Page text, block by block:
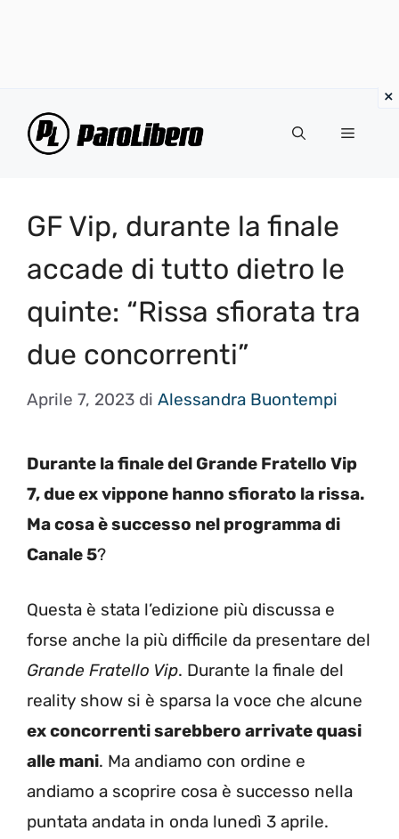
Menu
GF Vip, durante la finale
accade di tutto dietro le
quinte: “Rissa sfiorata tra
due concorrenti”
Aprile 7, 2023 di Alessandra Buontempi
Durante la finale del Grande Fratello Vip
7, due ex vippone hanno sfiorato la rissa.
Ma cosa è successo nel programma di
Canale 5?
Questa è stata l’edizione più discussa e
forse anche la più difficile da presentare del
Grande Fratello Vip. Durante la finale del
reality show si è sparsa la voce che alcune
ex concorrenti sarebbero arrivate quasi
alle mani. Ma andiamo con ordine e
andiamo a scoprire cosa è successo nella
puntata andata in onda lunedì 3 aprile.